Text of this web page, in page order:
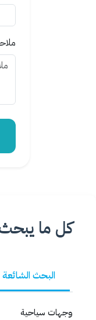
كل ما
البحث الشائعة
وجهات سياحية